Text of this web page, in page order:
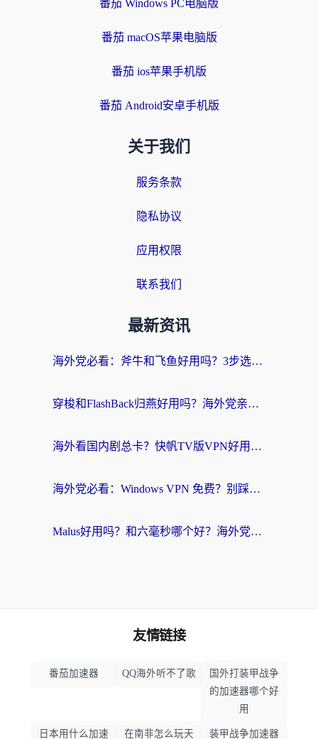
番茄 Windows PC电脑版
番茄 macOS苹果电脑版
番茄 ios苹果手机版
番茄 Android安卓手机版
关于我们
服务条款
隐私协议
应用权限
联系我们
最新资讯
海外党必看：斧牛和飞鱼好用吗？3步选对回国加速器，无缝刷剧玩国服
穿梭和FlashBack归燕好用吗？海外党亲测3款热门回国加速器，教你选对不踩坑
海外看国内剧总卡？快帆TV版VPN好用吗？和快滚VPN对比哪个回国效果更好？
海外党必看：Windows VPN 免费？别踩坑！教你选对好用的国内加速器无缝回国
Malus好用吗？和六毫秒哪个好？海外党选回国加速器的避坑指南
友情链接
番茄加速器 QQ海外听不了歌
国外打装甲战争
的加速器哪个好
用
日本用什么加速 在南非怎么玩天 装甲战争加速器